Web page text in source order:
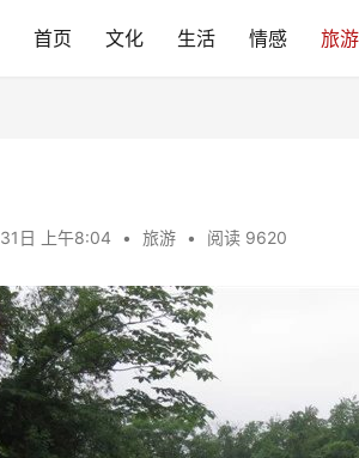
首页 文化 生活 情感 旅游
日 上午8:04 • 旅游 • 阅读 9620